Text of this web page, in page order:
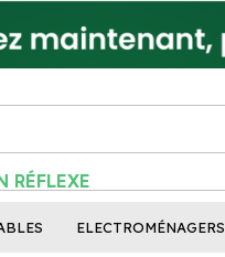
RÉFLEXE
ELECTROMÉNAGERS